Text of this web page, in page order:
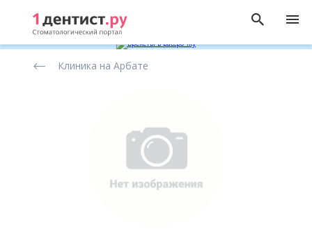
стоматологических
Клиника на Арбате